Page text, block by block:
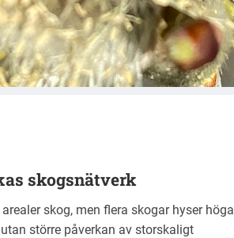
skogsnätverk
skog, men flera skogar hyser höga
större påverkan av storskaligt